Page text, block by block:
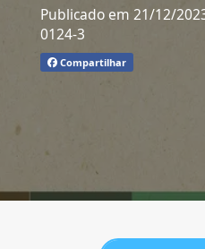
Publicado em 21/12/
0124-3
Compartilhar